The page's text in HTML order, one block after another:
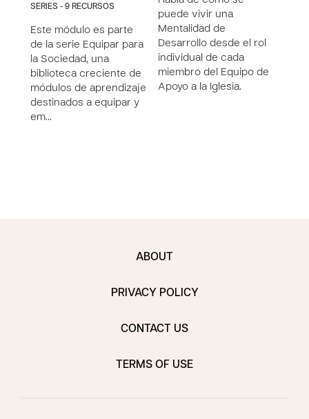
SERIES - 9 RECURSOS
Este módulo es parte
de la serie Equipar para
la Sociedad, una
biblioteca creciente de
módulos de aprendizaje
destinados a equipar y
em…
puede vivir una
Mentalidad de
Desarrollo desde el rol
individual de cada
miembro del Equipo de
Apoyo a la Iglesia.
ABOUT
PRIVACY POLICY
CONTACT US
TERMS OF USE